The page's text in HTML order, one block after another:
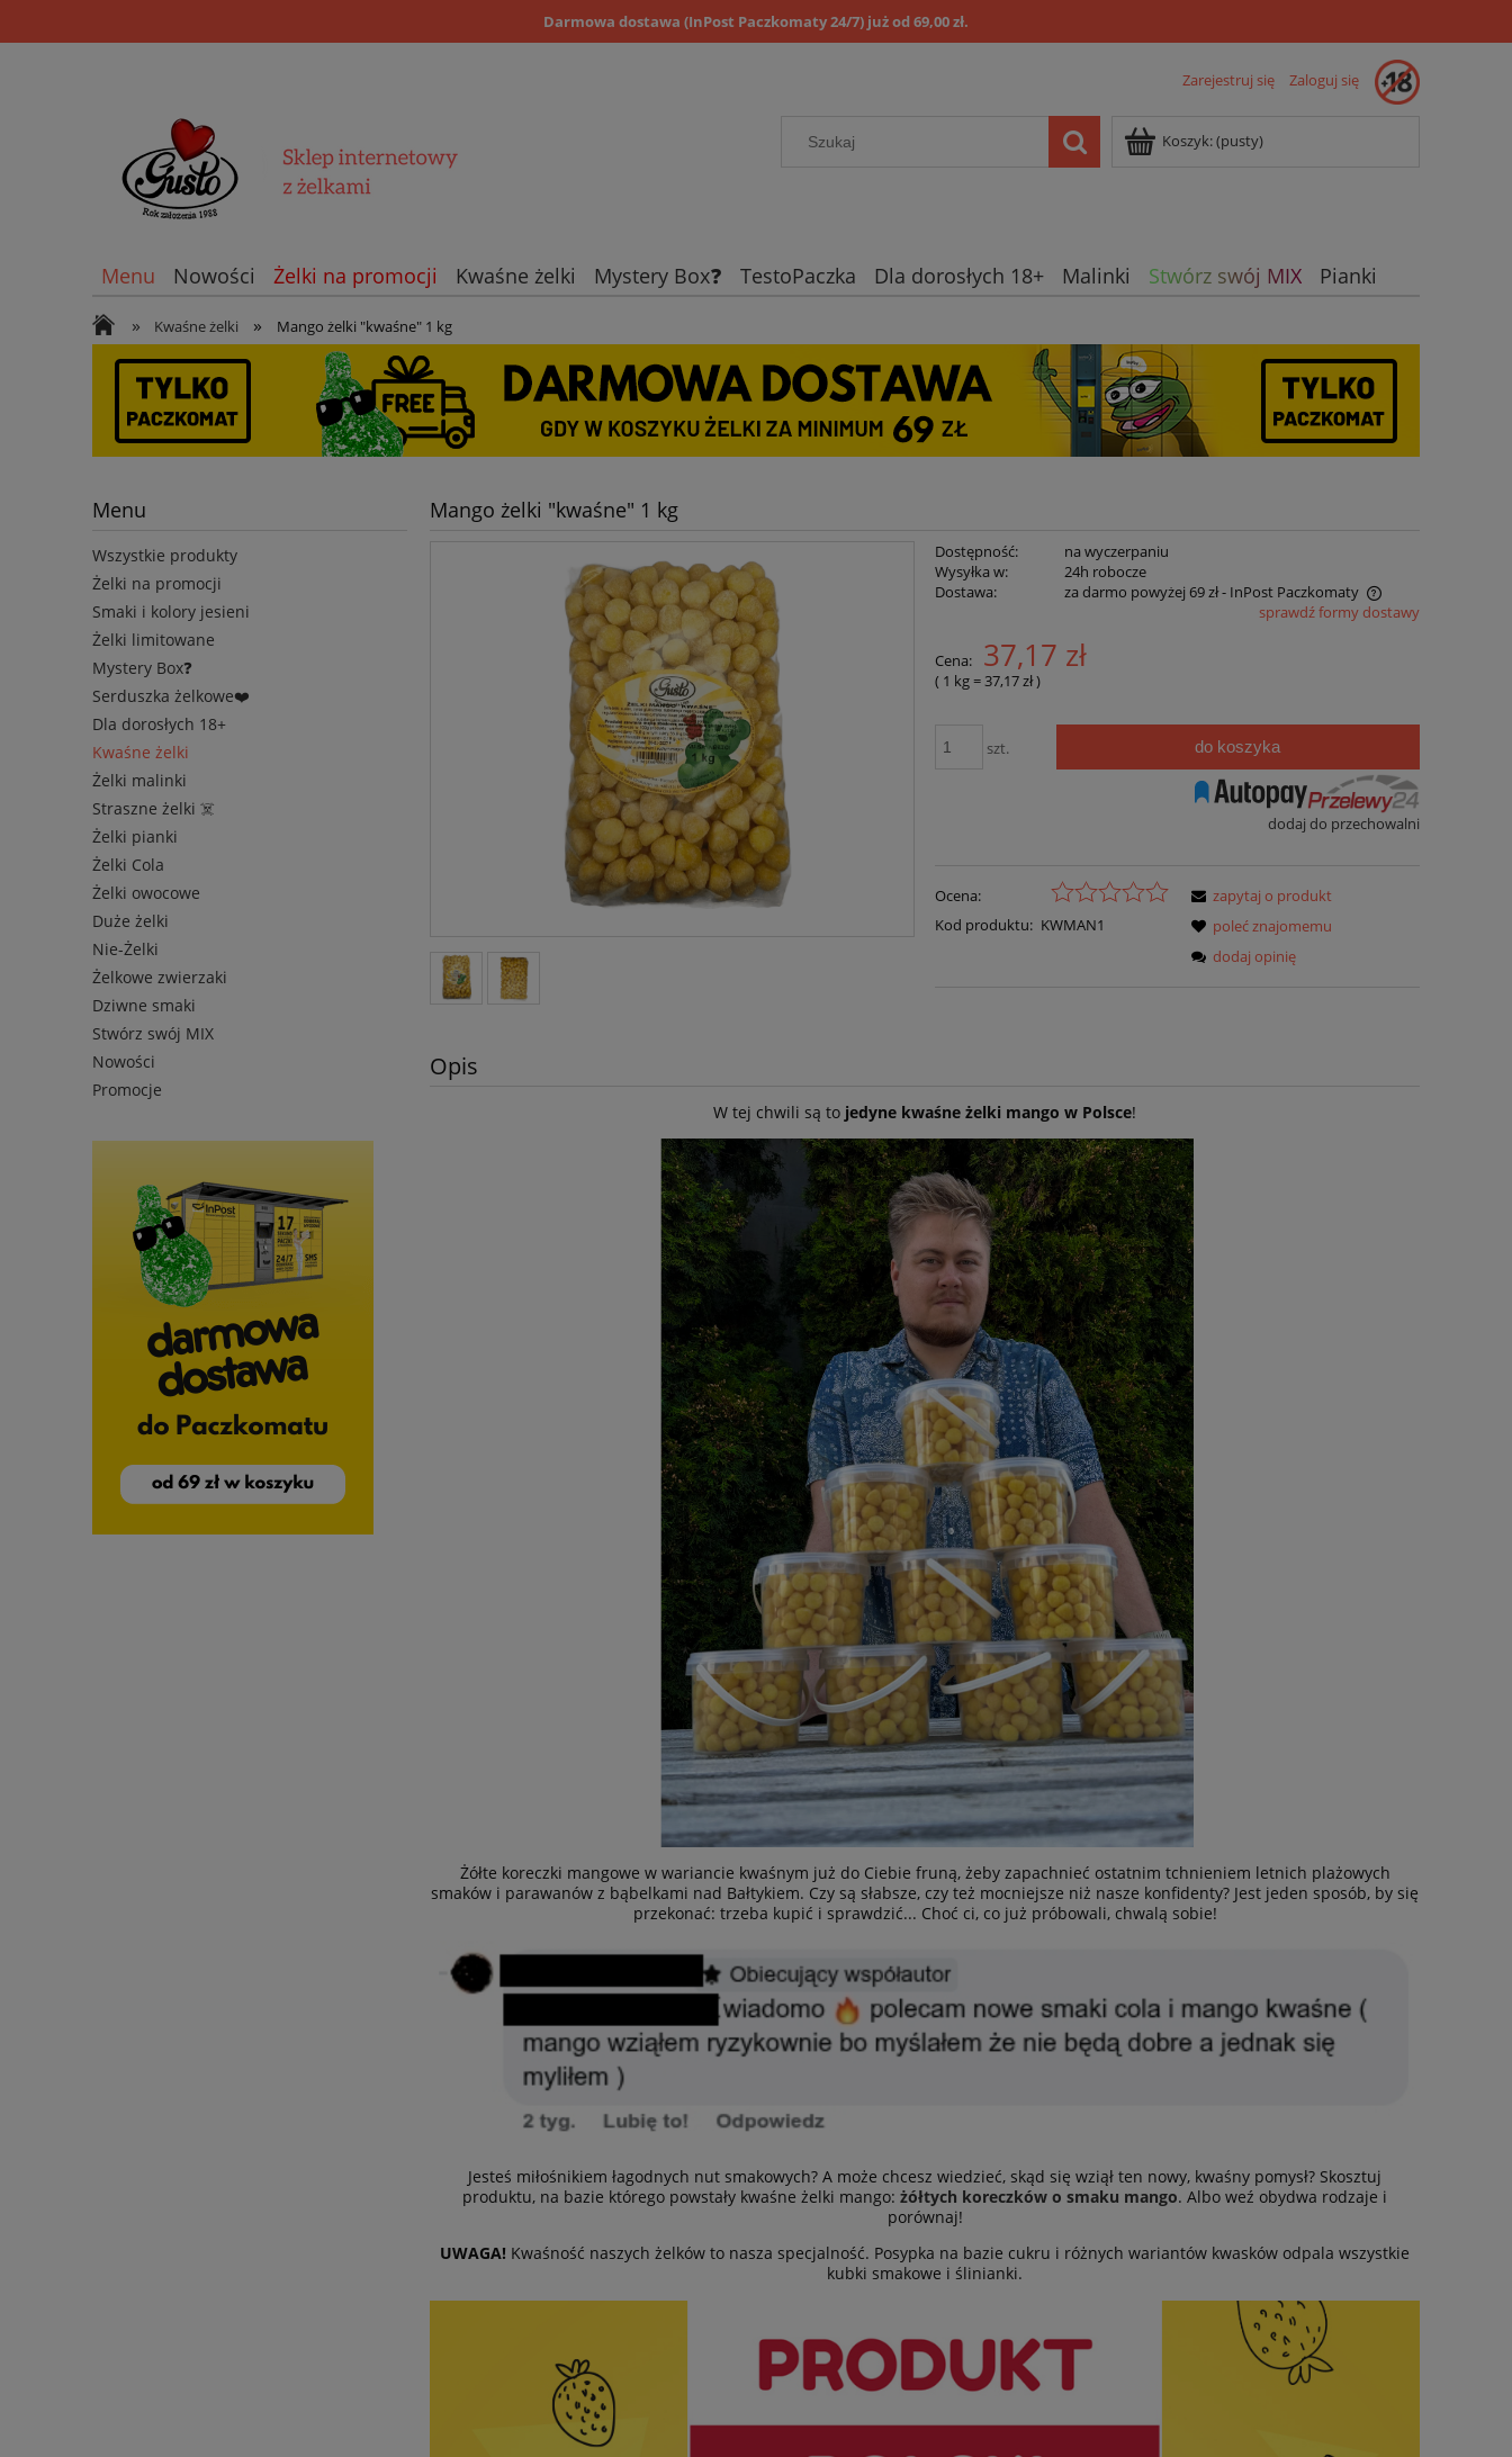
Darmowa dostawa (InPost Paczkomaty 24/7) już od 69,00 zł.
Zarejestruj się Zaloguj się
Koszyk:(pusty)
Menu Nowości Żelki na promocji Kwaśne żelki Mystery Box❓ TestoPaczka Dla dorosłych 18+ Malinki Stwórz swój MIX
Pianki
Straszne żelki ☠️
» Kwaśne żelki » Mango żelki "kwaśne" 1 kg
Menu
Wszystkie produkty
Żelki na promocji
Smaki i kolory jesieni
Żelki limitowane
Mystery Box❓
Serduszka żelkowe❤️
Dla dorosłych 18+
Kwaśne żelki
Żelki malinki
Straszne żelki ☠️
Żelki pianki
Żelki Cola
Żelki owocowe
Duże żelki
Nie-Żelki
Żelkowe zwierzaki
Dziwne smaki
Stwórz swój MIX
Nowości
Promocje
Mango żelki "kwaśne" 1 kg
Dostępność:
na wyczerpaniu
Wysyłka w:
24h robocze
Dostawa:
za darmo powyżej 69 zł- InPost Paczkomaty
za darmo dla zamówień powyżej 69 zł
od 11,99 zł dla zamówień poniżej 69 zł
sprawdź formy dostawy
Cena: 37,17 zł
( 1 kg=37,17 zł)
szt. do koszyka
dodaj do przechowalni
Ocena:
Kod produktu: KWMAN1
zapytaj o produkt
poleć znajomemu
dodaj opinię
Opis
W tej chwili są to jedyne kwaśne żelki mango w Polsce!
Żółte koreczki mangowe w wariancie kwaśnym już do Ciebie fruną, żeby zapachnieć ostatnim tchnieniem letnich plażowych
smaków i parawanów z bąbelkami nad Bałtykiem. Czy są słabsze, czy też mocniejsze niż nasze konfidenty? Jest jeden sposób, by się
przekonać: trzeba kupić i sprawdzić... Choć ci, co już próbowali, chwalą sobie!
Jesteś miłośnikiem łagodnych nut smakowych? A może chcesz wiedzieć, skąd się wziął ten nowy, kwaśny pomysł? Skosztuj
produktu, na bazie którego powstały kwaśne żelki mango: żółtych koreczków o smaku mango. Albo weź obydwa rodzaje i
porównaj!
UWAGA! Kwaśność naszych żelków to nasza specjalność. Posypka na bazie cukru i różnych wariantów kwasków odpala wszystkie
kubki smakowe i ślinianki.